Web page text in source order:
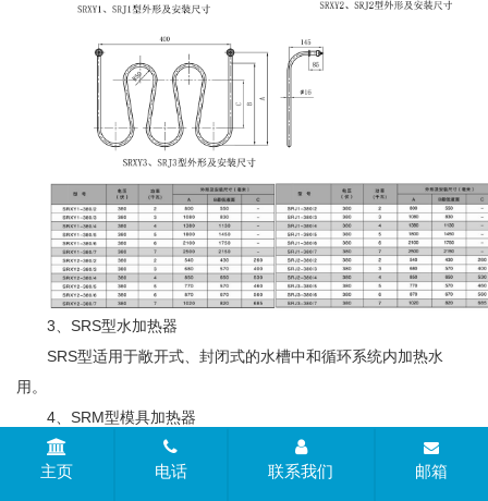
3、SRS型水加热器
SRS型适用于敞开式、封闭式的水槽中和循环系统内加热水
用。
4、SRM型模具加热器
SRS型适用于加热金属模具。
5、SRW型远红外线加热器
主页 电话 联系我们 邮箱